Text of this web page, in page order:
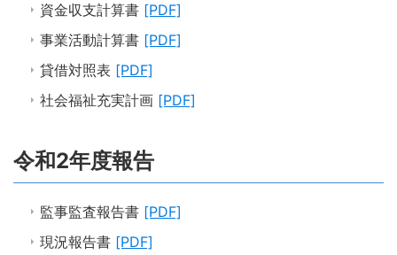
資金収支計算書 [PDF]
事業活動計算書 [PDF]
貸借対照表 [PDF]
社会福祉充実計画 [PDF]
令和2年度報告
監事監査報告書 [PDF]
現況報告書 [PDF]